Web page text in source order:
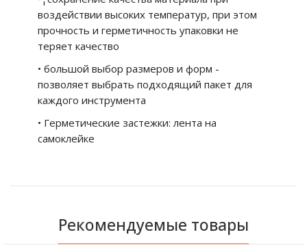
воздействии высоких температур, при этом
прочность и герметичность упаковки не
теряет качество
• большой выбор размеров и форм -
позволяет выбрать подходящий пакет для
каждого инструмента
• Герметические застежки: лента на
самоклейке
Рекомендуемые товары